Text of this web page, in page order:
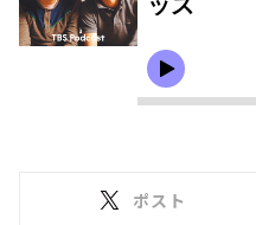
ポスト